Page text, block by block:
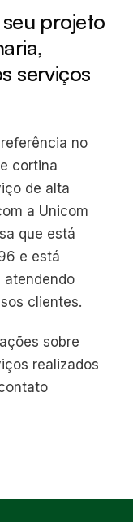
projeto
serviços
no
cortina
de alta
a Unicom
que está
e está
atendendo
clientes.
sobre
realizados